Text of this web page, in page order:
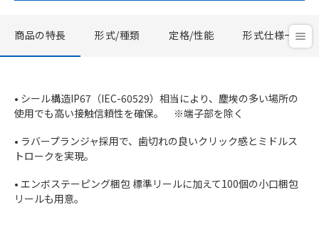
商品の特長 形式/種類 定格/性能 形式仕様一覧
• シール構造IP67（IEC-60529）相当により、塵埃の多い場所の
使用でも高い接触信頼性を確保。 ※端子部を除く
• ラバープランジャ採用で、歯切れの良いクリック感とミドルス
トロークを実現。
• エンボステーピング梱包 標準リールに加えて100個の小口梱包
リールも用意。